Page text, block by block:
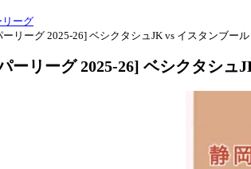
リーグ
リーグ 2025-26] ベシクタシュJK vs イスタンブー
ーリーグ 2025-26] ベシクタシ